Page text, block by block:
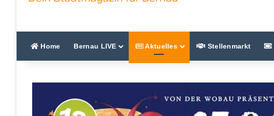
Home Bernau LIVE Aktuelles Stellenmarkt